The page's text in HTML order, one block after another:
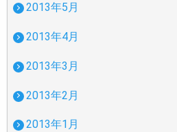
2013年5月
2013年4月
2013年3月
2013年2月
2013年1月